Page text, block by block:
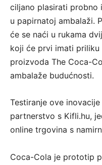
ciljano plasirati probno
u papirnatoj ambalaži.
će se naći u rukama
koji će prvi imati priliku
proizvoda The Coca-
ambalaže budućnosti.
Testiranje ove
partnerstvo s Kifli.hu,
online trgovina s
Coca-Cola je prototip